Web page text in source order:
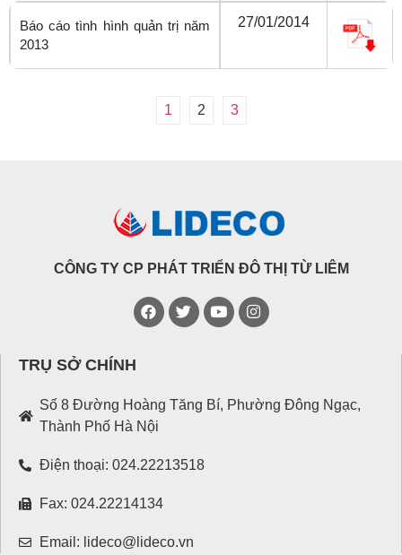
Báo cáo tình hình quản trị năm
2013
27/01/2014
1 2 3
CÔNG TY CP PHÁT TRIỂN ĐÔ THỊ TỪ LIÊM
TRỤ SỞ CHÍNH
Số 8 Đường Hoàng Tăng Bí, Phường Đông Ngạc,
Thành Phố Hà Nội
Điện thoại: 024.22213518
Fax: 024.22214134
Email: lideco@lideco.vn